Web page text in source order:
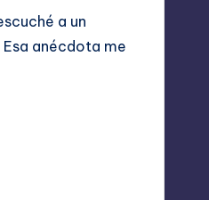
a un
anécdota me